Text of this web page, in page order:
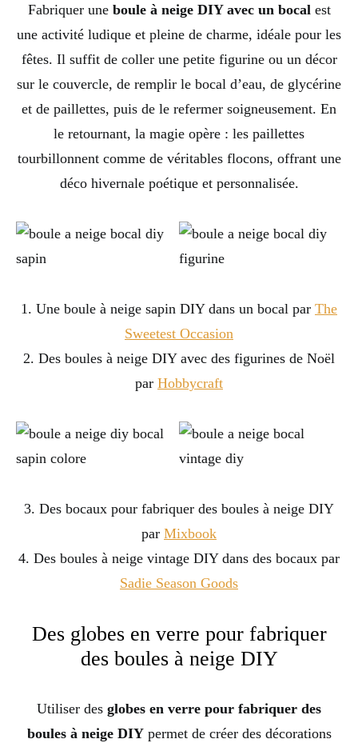
Fabriquer une boule à neige DIY avec un bocalest
une activité ludique et pleine de charme, idéale pour les
fêtes. Il suffit de coller une petite figurine ou un décor
sur le couvercle, de remplir le bocal d’eau, de glycérine
et de paillettes, puis de le refermer soigneusement. En
le retournant, la magie opère : les paillettes
tourbillonnent comme de véritables flocons, offrant une
déco hivernale poétique et personnalisée.
1. Une boule à neige sapin DIY dans un bocal par The
Sweetest Occasion
2. Des boules à neige DIY avec des figurines de Noël
par Hobbycraft
3. Des bocaux pour fabriquer des boules à neige DIY
par Mixbook
4. Des boules à neige vintage DIY dans des bocaux par
Sadie Season Goods
Des globes en verre pour fabriquer
des boules à neige DIY
Utiliser des globes en verre pour fabriquer des
boules à neige DIYpermet de créer des décorations